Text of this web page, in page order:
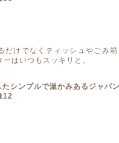
だけでなくティッシュやごみ
はいつもスッキリと。